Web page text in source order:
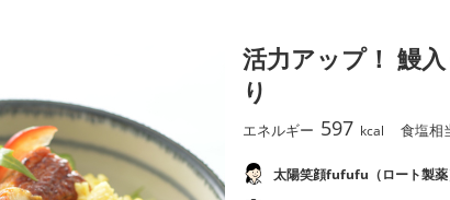
活力アップ！ 鰻
り
エネルギー 597 kcal 食塩相
太陽笑顔fufufu（ロート製薬